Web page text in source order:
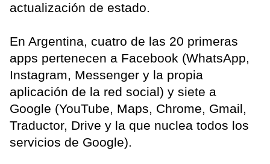
actualización de estado.
En Argentina, cuatro de las 20 primeras
apps pertenecen a Facebook (WhatsApp,
Instagram, Messenger y la propia
aplicación de la red social) y siete a
Google (YouTube, Maps, Chrome, Gmail,
Traductor, Drive y la que nuclea todos los
servicios de Google).